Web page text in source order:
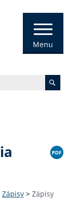
Zápisy > Zápisy